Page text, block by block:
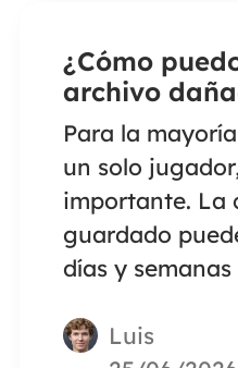
¿Cómo
archivo
Para la
un solo
importante. La
guardado
días y
ante problemas
Luis